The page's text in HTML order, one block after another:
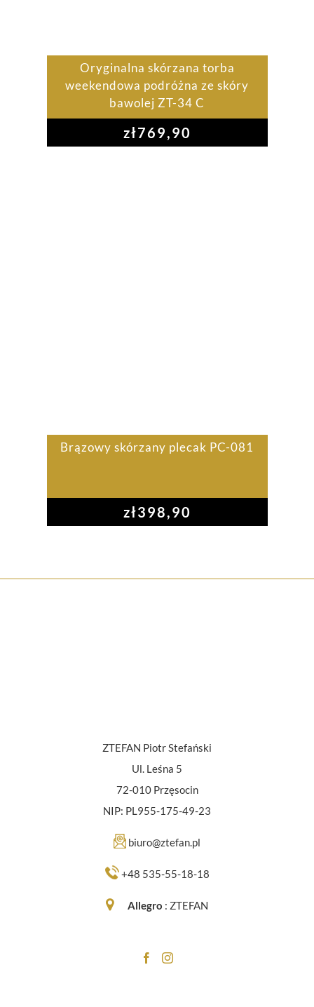
Oryginalna skórzana torba
weekendowa podróżna ze skóry
bawolej ZT-34 C
zł769,90
Brązowy skórzany plecak PC-081
zł398,90
ZTEFAN Piotr Stefański
Ul. Leśna 5
72-010 Przęsocin
NIP: PL955-175-49-23
biuro@ztefan.pl
+48 535-55-18-18
Allegro : ZTEFAN